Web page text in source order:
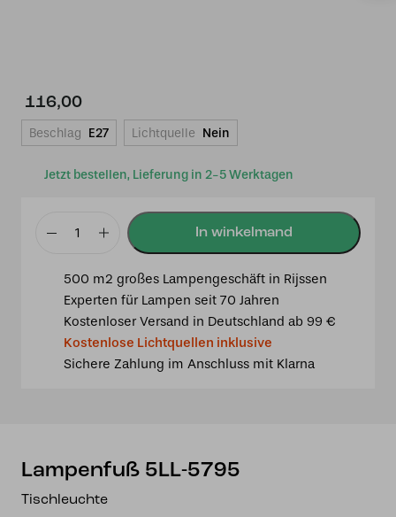
Jetzt bestellen, Lieferung in 2-5 Werktagen
116,00
Beschlag E27 Lichtquelle Nein
Lampenfuß
5795
Menge
500 m2 großes Lampengeschäft in Rijssen
Experten für Lampen seit 70 Jahren
Kostenloser Versand in Deutschland ab 99 €
Kostenlose Lichtquellen inklusive
Sichere Zahlung im Anschluss mit Klarna
Lampenfuß 5LL-5795
Tischleuchte